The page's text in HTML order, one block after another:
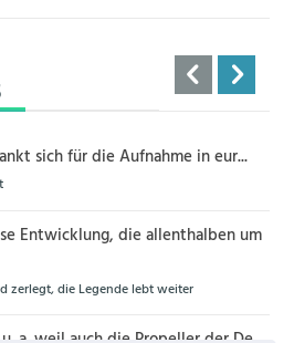
sich für die Aufnahme in eur...
Entwicklung, die allenthalben um
zerlegt, die Legende lebt weiter